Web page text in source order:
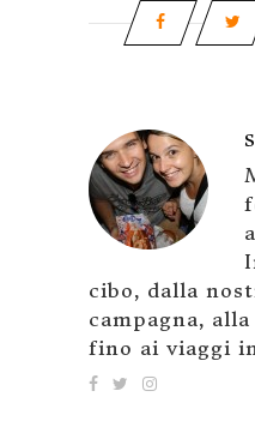
cibo, dalla
campagna,
fino ai viaggi